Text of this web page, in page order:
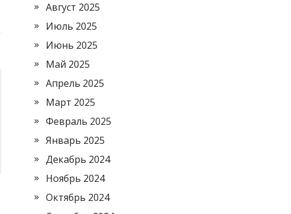
Август 2025
Июль 2025
Июнь 2025
Май 2025
Апрель 2025
Март 2025
Февраль 2025
Январь 2025
Декабрь 2024
Ноябрь 2024
Октябрь 2024